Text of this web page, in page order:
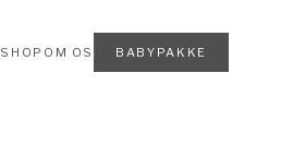
SHOP OM OS BABYPAKKE